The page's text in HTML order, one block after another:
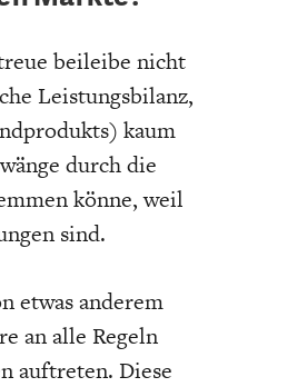
beileibe nicht
Leistungsbilanz,
kaum
durch die
könne, weil
sind.
etwas anderem
an alle Regeln
auftreten. Diese